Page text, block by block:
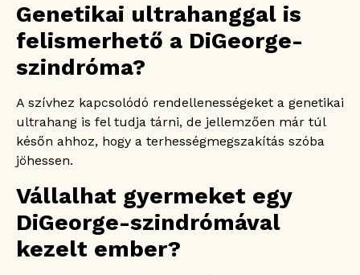
Genetikai ultrahanggal is
felismerhető a DiGeorge-
szindróma?
A szívhez kapcsolódó rendellenességeket a genetikai
ultrahang is fel tudja tárni, de jellemzően már túl
későn ahhoz, hogy a terhességmegszakítás szóba
jöhessen.
Vállalhat gyermeket egy
DiGeorge-szindrómával
kezelt ember?